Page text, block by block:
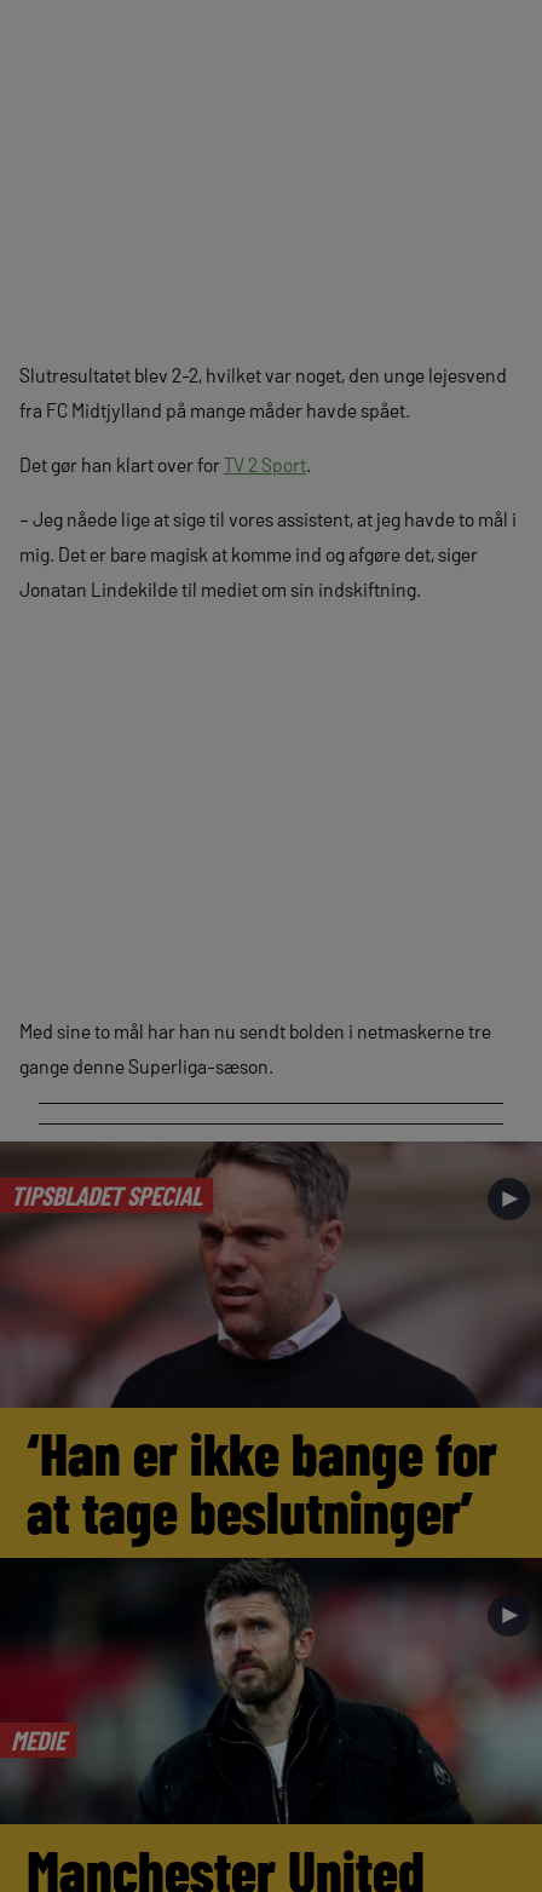
Slutresultatet blev 2-2, hvilket var noget, den unge lejesvend
fra FC Midtjylland på mange måder havde spået.
Det gør han klart over forTV 2 Sport.
– Jeg nåede lige at sige til vores assistent, at jeg havde to mål i
mig. Det er bare magisk at komme ind og afgøre det, siger
Jonatan Lindekilde til mediet om sin indskiftning.
Med sine to mål har han nu sendt bolden i netmaskerne tre
gange denne Superliga-sæson.
TIPSBLADET SPECIAL ►
‘Han er ikke bange for
at tage beslutninger’
MEDIE
►
Manchester United